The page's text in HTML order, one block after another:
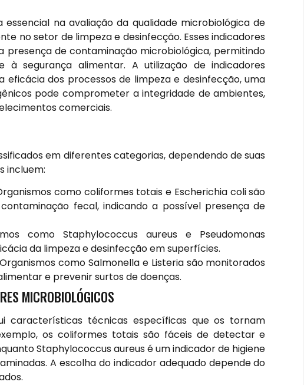
na avaliação da qualidade microbiológica de
no setor de limpeza e desinfecção. Esses indicadores
presença de contaminação microbiológica, permitindo
segurança alimentar. A utilização de indicadores
dos processos de limpeza e desinfecção, uma
pode comprometer a integridade de ambientes,
comerciais.
em diferentes categorias, dependendo de suas
incluem:
como coliformes totais e Escherichia coli são
fecal, indicando a possível presença de
como Staphylococcus aureus e Pseudomonas
da limpeza e desinfecção em superfícies.
como Salmonella e Listeria são monitorados
e prevenir surtos de doenças.
MICROBIOLÓGICOS
características técnicas específicas que os tornam
os coliformes totais são fáceis de detectar e
Staphylococcus aureus é um indicador de higiene
A escolha do indicador adequado depende do